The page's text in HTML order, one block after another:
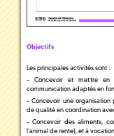
Objectifs
Les principales activités sont :
- Concevoir et mettre en
communication adaptés en
- Concevoir une organisation
de qualité en coordination
- Concevoir des aliments,
l’animal de rente), et à